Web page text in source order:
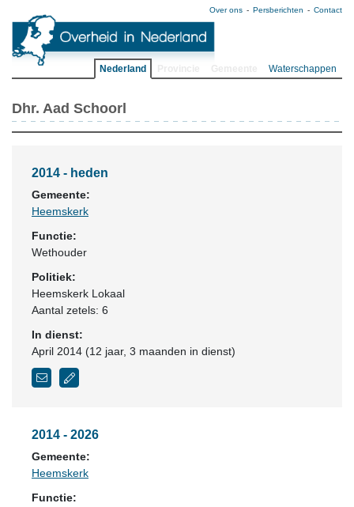
Over ons Persberichten Contact
Nederland Waterschappen
Dhr. Aad Schoorl
2014 - heden
Gemeente:
Heemskerk
Functie:
Wethouder
Politiek:
Heemskerk Lokaal
Aantal zetels: 6
In dienst:
April 2014 (12 jaar, 3 maanden in dienst)
2014 - 2026
Gemeente:
Heemskerk
Functie: